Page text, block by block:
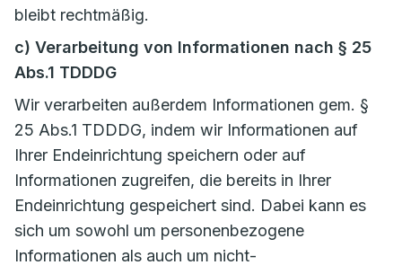
bleibt rechtmäßig.
c) Verarbeitung von Informationen nach § 25
Abs.1 TDDDG
Wir verarbeiten außerdem Informationen gem. §
25 Abs.1 TDDDG, indem wir Informationen auf
Ihrer Endeinrichtung speichern oder auf
Informationen zugreifen, die bereits in Ihrer
Endeinrichtung gespeichert sind. Dabei kann es
sich um sowohl um personenbezogene
Informationen als auch um nicht-